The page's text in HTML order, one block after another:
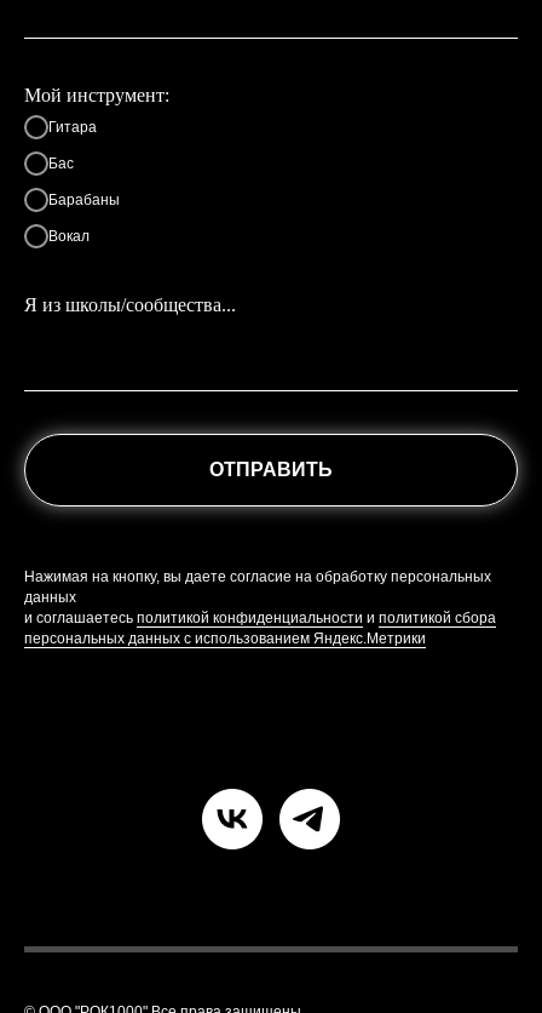
Мой инструмент:
Гитара
Бас
Барабаны
Вокал
Я из школы/сообщества...
ОТПРАВИТЬ
Нажимая на кнопку, вы даете согласие на обработку персональных
данных
и соглашаетесь политикой конфиденциальности и политикой сбора
персональных данных с использованием Яндекс.Метрики